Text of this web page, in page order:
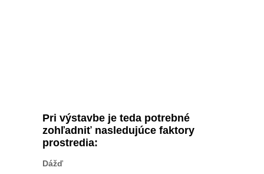
Pri výstavbe je teda potrebné
zohľadniť nasledujúce faktory
prostredia:
Dážď